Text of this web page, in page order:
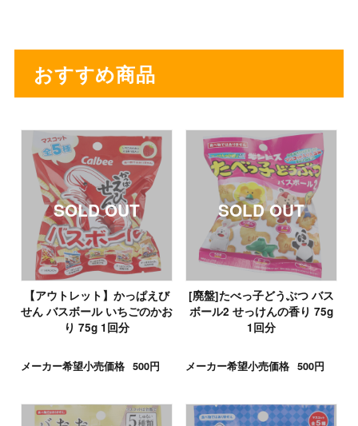
おすすめ商品
【アウトレット】かっぱえび
せん バスボール いちごのかお
り 75g 1回分
メーカー希望小売価格 500円
[廃盤]たべっ子どうぶつ バス
ボール2 せっけんの香り 75g
1回分
メーカー希望小売価格 500円